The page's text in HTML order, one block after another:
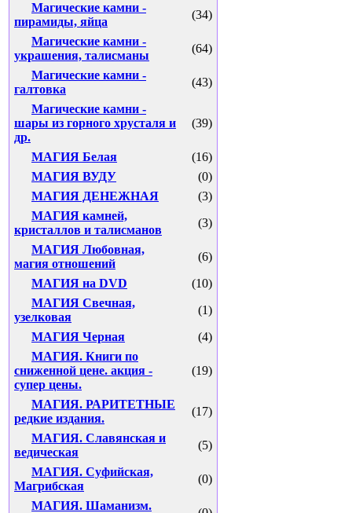
Магические камни -
пирамиды, яйца
(34)
Магические камни -
украшения, талисманы
(64)
Магические камни -
галтовка
(43)
Магические камни -
шары из горного хрусталя и
др.
(39)
МАГИЯ Белая
(16)
МАГИЯ ВУДУ
(0)
МАГИЯ ДЕНЕЖНАЯ
(3)
МАГИЯ камней,
кристаллов и талисманов
(3)
МАГИЯ Любовная,
магия отношений
(6)
МАГИЯ на DVD
(10)
МАГИЯ Свечная,
узелковая
(1)
МАГИЯ Черная
(4)
МАГИЯ. Книги по
сниженной цене. акция -
супер цены.
(19)
МАГИЯ. РАРИТЕТНЫЕ
редкие издания.
(17)
МАГИЯ. Славянская и
ведическая
(5)
МАГИЯ. Суфийская,
Магрибская
(0)
МАГИЯ. Шаманизм.